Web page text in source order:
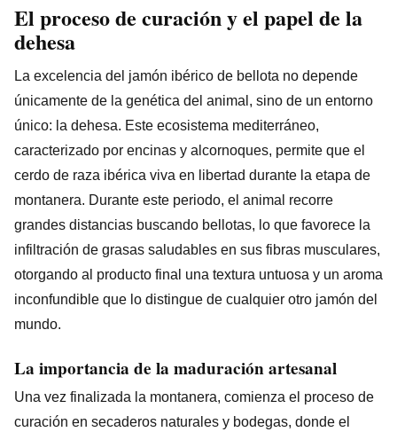
El proceso de curación y el papel de la
dehesa
La excelencia del jamón ibérico de bellota no depende
únicamente de la genética del animal, sino de un entorno
único: la dehesa. Este ecosistema mediterráneo,
caracterizado por encinas y alcornoques, permite que el
cerdo de raza ibérica viva en libertad durante la etapa de
montanera. Durante este periodo, el animal recorre
grandes distancias buscando bellotas, lo que favorece la
infiltración de grasas saludables en sus fibras musculares,
otorgando al producto final una textura untuosa y un aroma
inconfundible que lo distingue de cualquier otro jamón del
mundo.
La importancia de la maduración artesanal
Una vez finalizada la montanera, comienza el proceso de
curación en secaderos naturales y bodegas, donde el